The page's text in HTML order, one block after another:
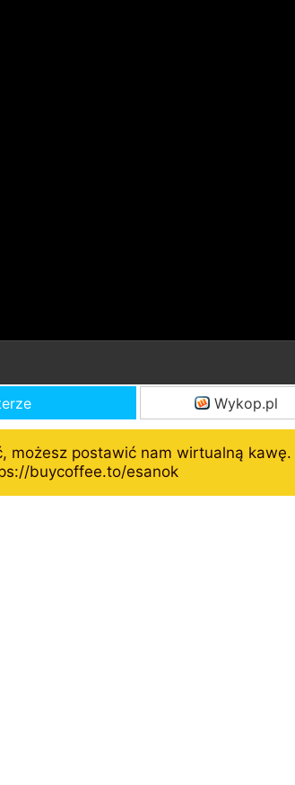
Wykop.pl
możesz postawić nam wirtualną kawę.
buycoffee.to/esanok